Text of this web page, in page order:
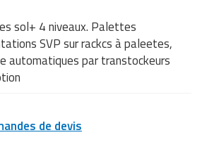
sol+ 4 niveaux. Palettes
SVP sur rackcs à paleetes,
automatiques par transtockeurs
de devis